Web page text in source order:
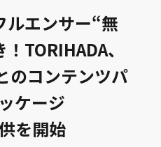
ルエンサー“無
TORIHADA、
コンテンツパ
ケージ
を開始